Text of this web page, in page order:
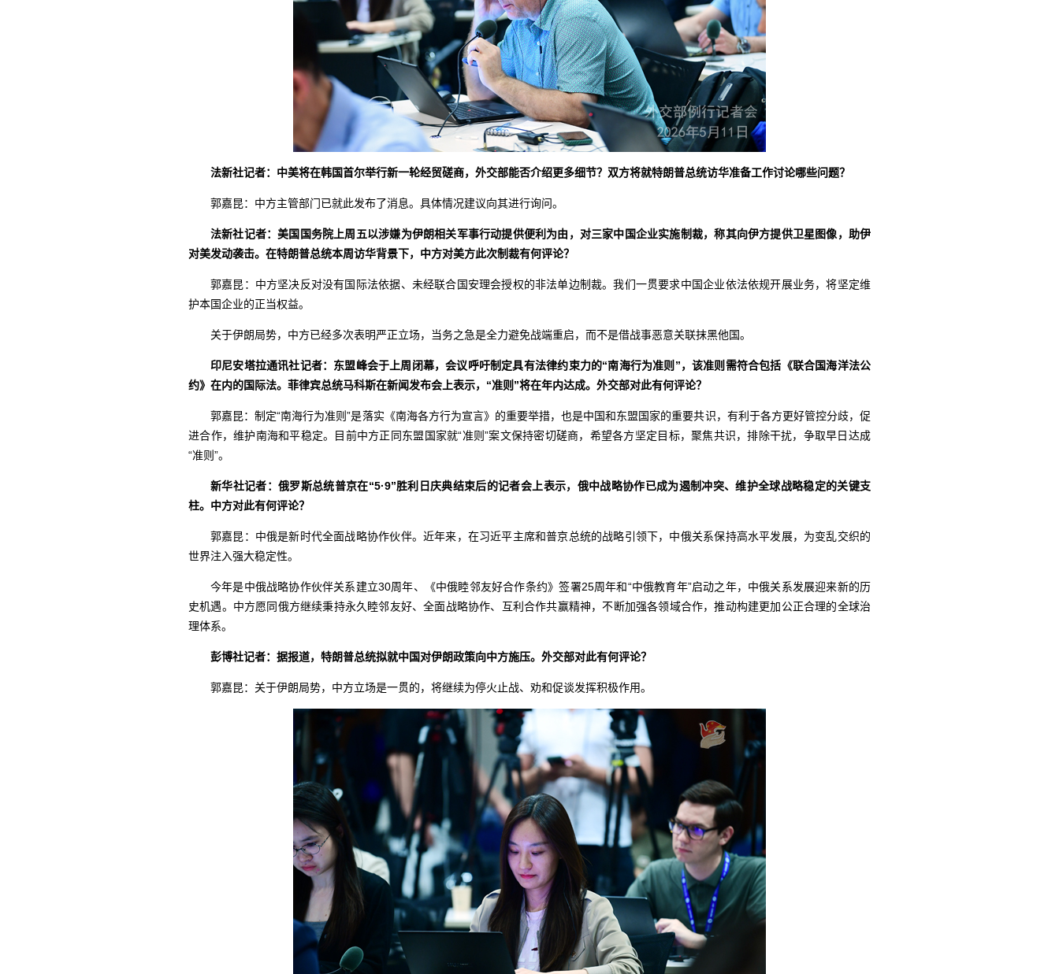
法新社记者：中美将在韩国首尔举行新一轮经贸磋商，外交部能否介绍更多细节？双方将就特朗普总统访华准备工作讨论哪些问题？
郭嘉昆：中方主管部门已就此发布了消息。具体情况建议向其进行询问。
法新社记者：美国国务院上周五以涉嫌为伊朗相关军事行动提供便利为由，对三家中国企业实施制裁，称其向伊方提供卫星图像，助伊
对美发动袭击。在特朗普总统本周访华背景下，中方对美方此次制裁有何评论？
郭嘉昆：中方坚决反对没有国际法依据、未经联合国安理会授权的非法单边制裁。我们一贯要求中国企业依法依规开展业务，将坚定维
护本国企业的正当权益。
关于伊朗局势，中方已经多次表明严正立场，当务之急是全力避免战端重启，而不是借战事恶意关联抹黑他国。
印尼安塔拉通讯社记者：东盟峰会于上周闭幕，会议呼吁制定具有法律约束力的“南海行为准则”，该准则需符合包括《联合国海洋法公
约》在内的国际法。菲律宾总统马科斯在新闻发布会上表示，“准则”将在年内达成。外交部对此有何评论？
郭嘉昆：制定“南海行为准则”是落实《南海各方行为宣言》的重要举措，也是中国和东盟国家的重要共识，有利于各方更好管控分歧，促
进合作，维护南海和平稳定。目前中方正同东盟国家就“准则”案文保持密切磋商，希望各方坚定目标，聚焦共识，排除干扰，争取早日达成
“准则”。
新华社记者：俄罗斯总统普京在“5·9”胜利日庆典结束后的记者会上表示，俄中战略协作已成为遏制冲突、维护全球战略稳定的关键支
柱。中方对此有何评论？
郭嘉昆：中俄是新时代全面战略协作伙伴。近年来，在习近平主席和普京总统的战略引领下，中俄关系保持高水平发展，为变乱交织的
世界注入强大稳定性。
今年是中俄战略协作伙伴关系建立30周年、《中俄睦邻友好合作条约》签署25周年和“中俄教育年”启动之年，中俄关系发展迎来新的历
史机遇。中方愿同俄方继续秉持永久睦邻友好、全面战略协作、互利合作共赢精神，不断加强各领域合作，推动构建更加公正合理的全球治
理体系。
彭博社记者：据报道，特朗普总统拟就中国对伊朗政策向中方施压。外交部对此有何评论？
郭嘉昆：关于伊朗局势，中方立场是一贯的，将继续为停火止战、劝和促谈发挥积极作用。